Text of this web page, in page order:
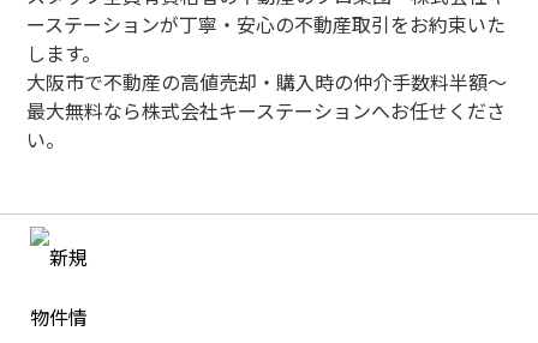
ーステーションが丁寧・安心の不動産取引をお約束いた
します。
大阪市で不動産の高値売却・購入時の仲介手数料半額～
最大無料なら株式会社キーステーションへお任せくださ
い。